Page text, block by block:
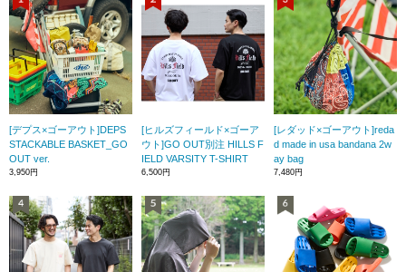
[デプス×ゴーアウト]DEPS
STACKABLE BASKET_GO
OUT ver.
3,950円
[ヒルズフィールド×ゴーア
ウト]GO OUT別注 HILLS F
IELD VARSITY T-SHIRT
6,500円
[レダッド×ゴーアウト]reda
d made in usa bandana 2w
ay bag
7,480円